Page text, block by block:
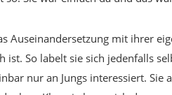
Auseinandersetzung mit ihrer
ist. So labelt sie sich jedenfalls
nur an Jungs interessiert.